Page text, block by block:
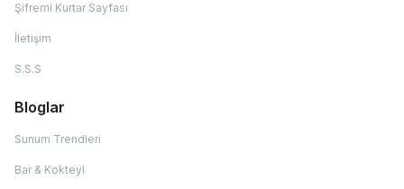
Şifremi Kurtar Sayfası
İletişim
S.S.S
Bloglar
Sunum Trendleri
Bar & Kokteyl